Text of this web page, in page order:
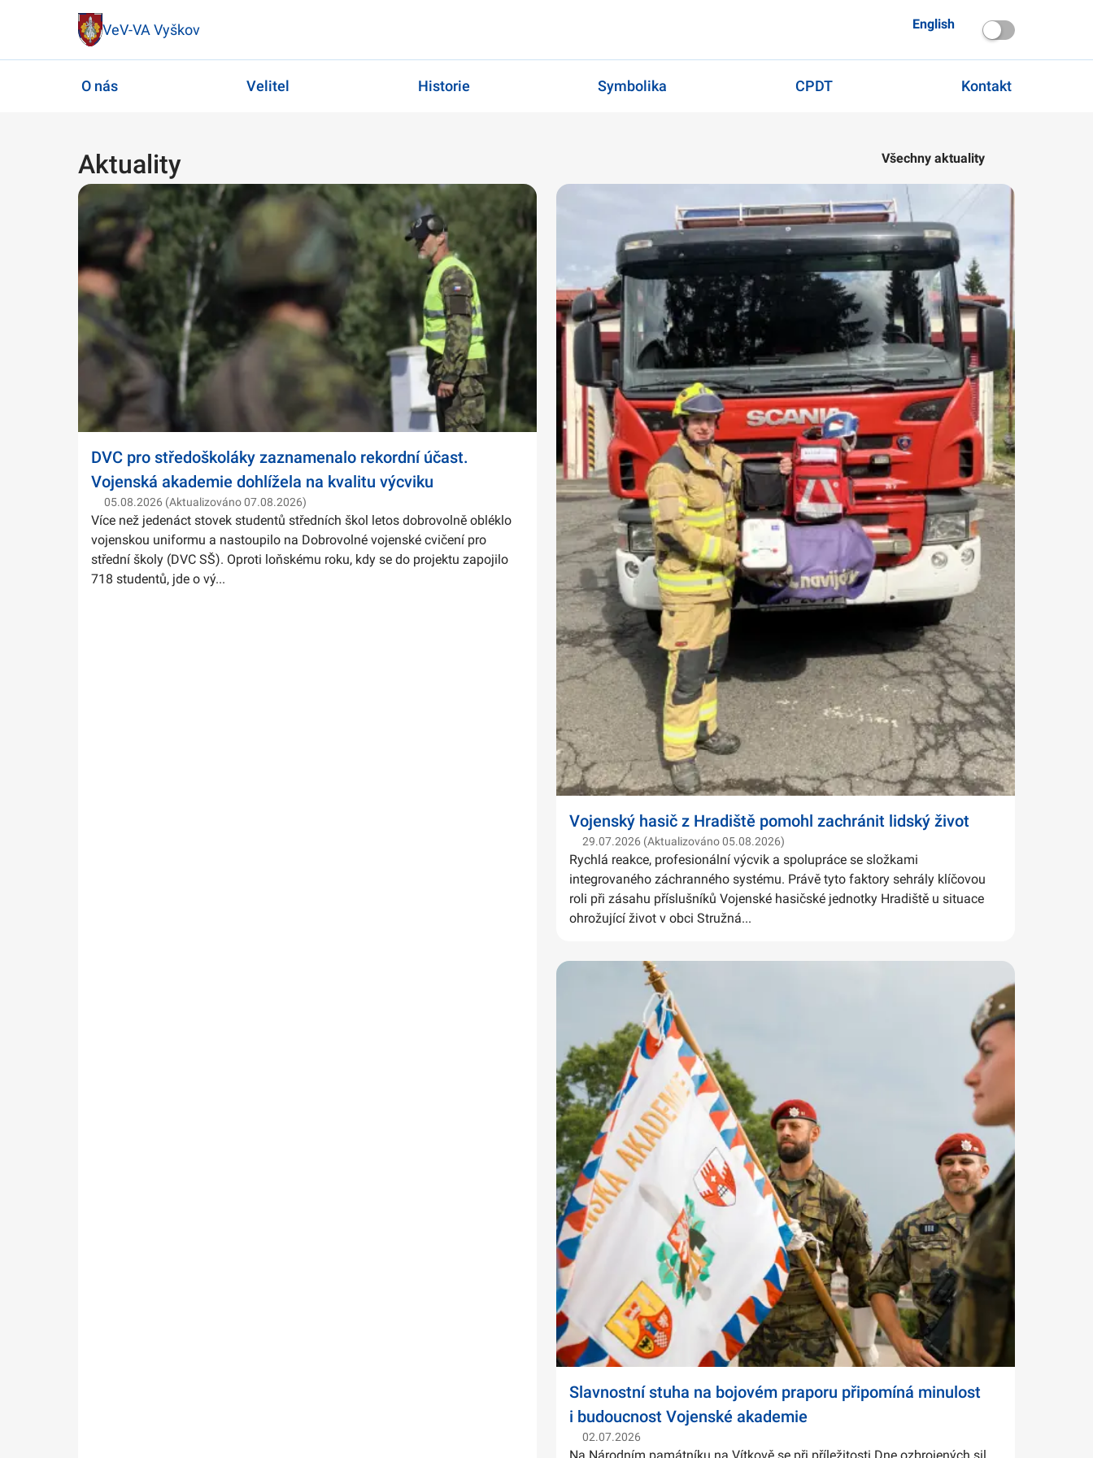
VeV-VA Vyškov English
O nás Velitel Historie Symbolika CPDT Kontakt
Aktuality Všechny aktuality
DVC pro středoškoláky zaznamenalo rekordní účast.
Vojenská akademie dohlížela na kvalitu výcviku
05.08.2026 (Aktualizováno 07.08.2026)
Více než jedenáct stovek studentů středních škol letos dobrovolně obléklo
vojenskou uniformu a nastoupilo na Dobrovolné vojenské cvičení pro
střední školy (DVC SŠ). Oproti loňskému roku, kdy se do projektu zapojilo
718 studentů, jde o vý...
Vojenský hasič z Hradiště pomohl zachránit lidský život
29.07.2026 (Aktualizováno 05.08.2026)
Rychlá reakce, profesionální výcvik a spolupráce se složkami
integrovaného záchranného systému. Právě tyto faktory sehrály klíčovou
roli při zásahu příslušníků Vojenské hasičské jednotky Hradiště u situace
ohrožující život v obci Stružná...
Slavnostní stuha na bojovém praporu připomíná minulost
i budoucnost Vojenské akademie
02.07.2026